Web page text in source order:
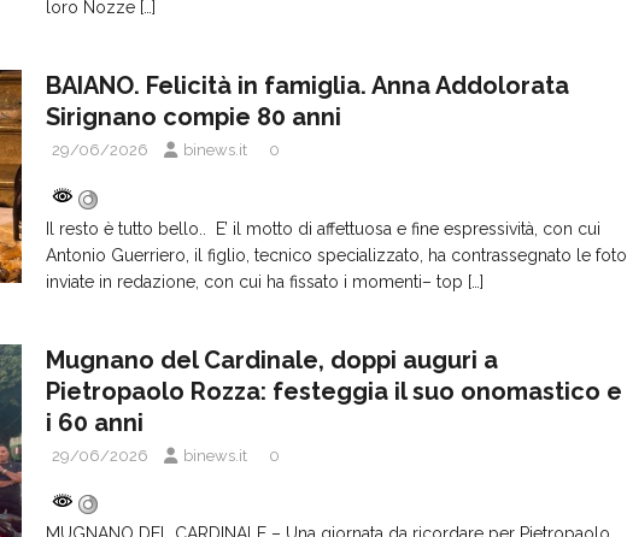
loro Nozze […]
BAIANO. Felicità in famiglia. Anna Addolorata
Sirignano compie 80 anni
29/06/2026 binews.it 0
Il resto è tutto bello.. E’ il motto di affettuosa e fine espressività, con cui
Antonio Guerriero, il figlio, tecnico specializzato, ha contrassegnato le foto
inviate in redazione, con cui ha fissato i momenti– top […]
Mugnano del Cardinale, doppi auguri a
Pietropaolo Rozza: festeggia il suo onomastico e
i 60 anni
29/06/2026 binews.it 0